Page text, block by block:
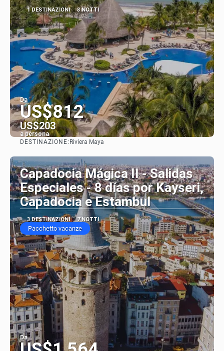
1 DESTINAZIONI 3 NOTTI
Da
US$812
US$203
a persona
DESTINAZIONE: Riviera Maya
Capadocia Mágica II - Salidas
Especiales - 8 días por Kayseri,
Capadocia e Estambul
3 DESTINAZIONI 7 NOTTI
Pacchetto vacanze
Da